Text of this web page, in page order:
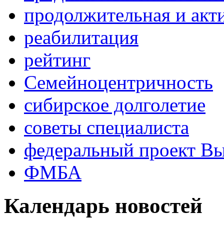
продолжительная и
реабилитация
рейтинг
Семейноцентричность
сибирское долголетие
советы специалиста
федеральный проект
ФМБА
Календарь новостей